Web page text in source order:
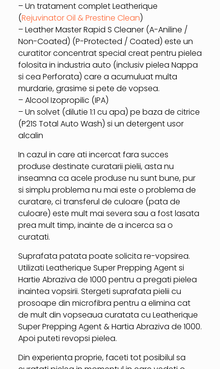
– Un tratament complet Leatherique
(Rejuvinator Oil & Prestine Clean)
– Leather Master Rapid S Cleaner (A-Aniline /
Non-Coated) (P-Protected / Coated) este un
curatitor concentrat special creat pentru pielea
folosita in industria auto (inclusiv pielea Nappa
si cea Perforata) care a acumuluat multa
murdarie, grasime si pete de vopsea.
– Alcool Izopropilic (IPA)
– Un solvet (dilutie 1:1 cu apa) pe baza de citrice
(P21S Total Auto Wash) si un detergent usor
alcalin
In cazul in care ati incercat fara succes
produse destinate curatarii pielii, asta nu
inseamna ca acele produse nu sunt bune, pur
si simplu problema nu mai este o problema de
curatare, ci transferul de culoare (pata de
culoare) este mult mai severa sau a fost lasata
prea mult timp, inainte de a incerca sa o
curatati.
Suprafata patata poate solicita re-vopsirea.
Utilizati Leatherique Super Prepping Agent si
Hartie Abraziva de 1000 pentru a pregati pielea
inaintea vopsirii. Stergeti suprafata pielii cu
prosoape din microfibra pentru a elimina cat
de mult din vopseaua curatata cu Leatherique
Super Prepping Agent & Hartia Abraziva de 1000.
Apoi puteti revopsi pielea.
Din experienta proprie, faceti tot posibilul sa